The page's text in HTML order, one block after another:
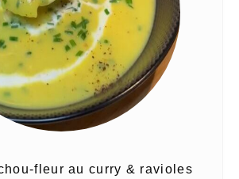
fleur au curry & ravioles